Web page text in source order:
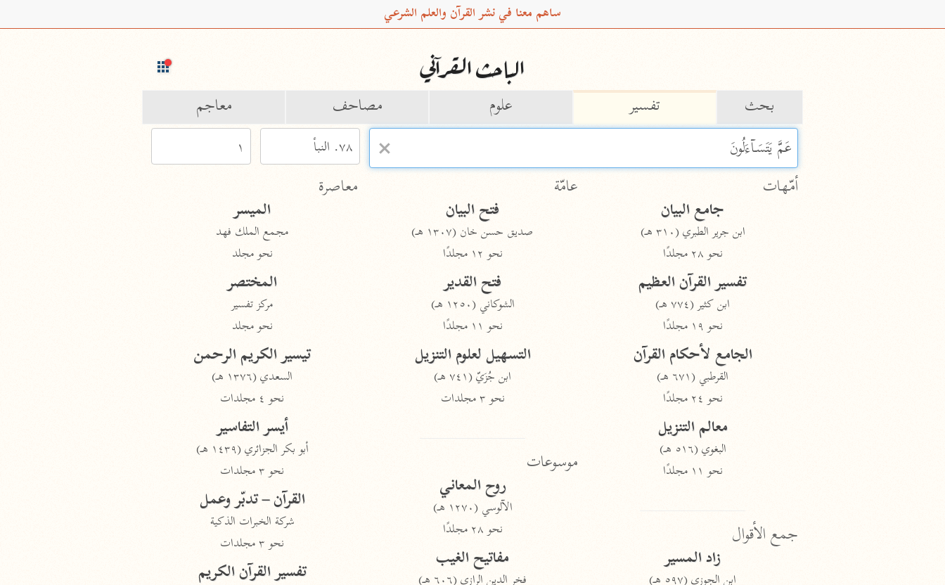
ساهم معنا في نشر القرآن والعلم الشرعي
الباحث القرآني
بحث تفسير علوم مصاحف معاجم
Type 2 or more characters for results.
Type 1 or
characters
أمّهات
جامع البيان
ابن جرير الطبري (٣١٠ هـ)
نحو ٢٨ مجلدًا
تفسير القرآن العظيم
ابن كثير (٧٧٤ هـ)
نحو ١٩ مجلدًا
الجامع لأحكام القرآن
القرطبي (٦٧١ هـ)
نحو ٢٤ مجلدًا
معالم التنزيل
البغوي (٥١٦ هـ)
نحو ١١ مجلدًا
جمع الأقوال
زاد المسير
ابن الجوزي (٥٩٧ هـ)
عامّة
فتح البيان
صديق حسن خان (١٣٠٧ هـ)
نحو ١٢ مجلدًا
فتح القدير
الشوكاني (١٢٥٠ هـ)
نحو ١١ مجلدًا
التسهيل لعلوم التنزيل
ابن جُزَيّ (٧٤١ هـ)
نحو ٣ مجلدات
موسوعات
روح المعاني
الآلوسي (١٢٧٠ هـ)
نحو ٢٨ مجلدًا
مفاتيح الغيب
فخر الدين الرازي (٦٠٦ هـ)
معاصرة
الميسر
مجمع الملك فهد
نحو مجلد
المختصر
مركز تفسير
نحو مجلد
تيسير الكريم الرحمن
السعدي (١٣٧٦ هـ)
نحو ٤ مجلدات
أيسر التفاسير
أبو بكر الجزائري (١٤٣٩ هـ)
نحو ٣ مجلدات
القرآن – تدبّر وعمل
شركة الخبرات الذكية
نحو ٣ مجلدات
تفسير القرآن الكريم